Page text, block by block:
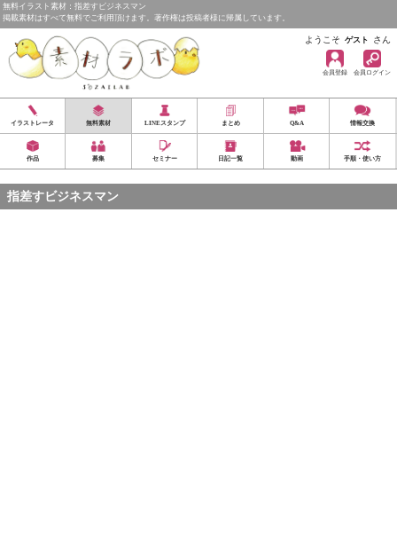
無料イラスト素材：指差すビジネスマン
掲載素材はすべて無料でご利用頂けます。著作権は投稿者様に帰属しています。
ようこそ ゲスト さん
会員登録 会員ログイン
イラストレータ 無料素材 LINEスタンプ まとめ Q&A 情報交換
作品 募集 セミナー 日記一覧 動画 手順・使い方
指差すビジネスマン